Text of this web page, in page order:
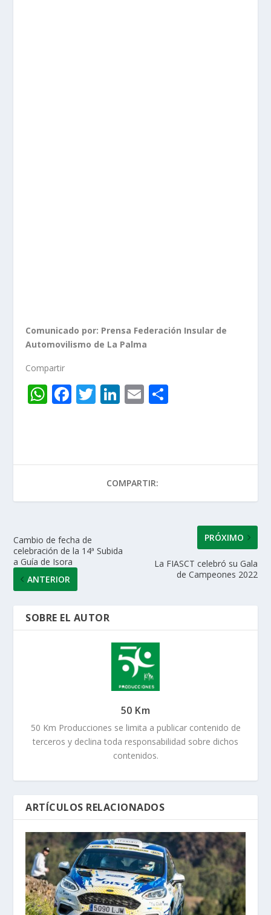
Comunicado por: Prensa Federación Insular de
Automovilismo de La Palma
Compartir
W
A
p
F
o
k
T Li
dI
n
E
ar
r
COMPARTIR:
Cambio de fecha de
celebración de la 14ª Subida
a Guía de Isora
ANTERIOR
PRÓXIMO
La FIASCT celebró su Gala
de Campeones 2022
SOBRE EL AUTOR
50 Km
50 Km Producciones se limita a publicar contenido de
terceros y declina toda responsabilidad sobre dichos
contenidos.
ARTÍCULOS RELACIONADOS